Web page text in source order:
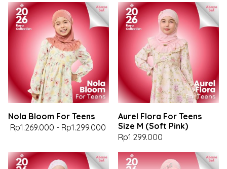
Nola Bloom For Teens
Rp1.269.000 - Rp1.299.000
Aurel Flora For Teens
Size M (Soft Pink)
Rp1.299.000